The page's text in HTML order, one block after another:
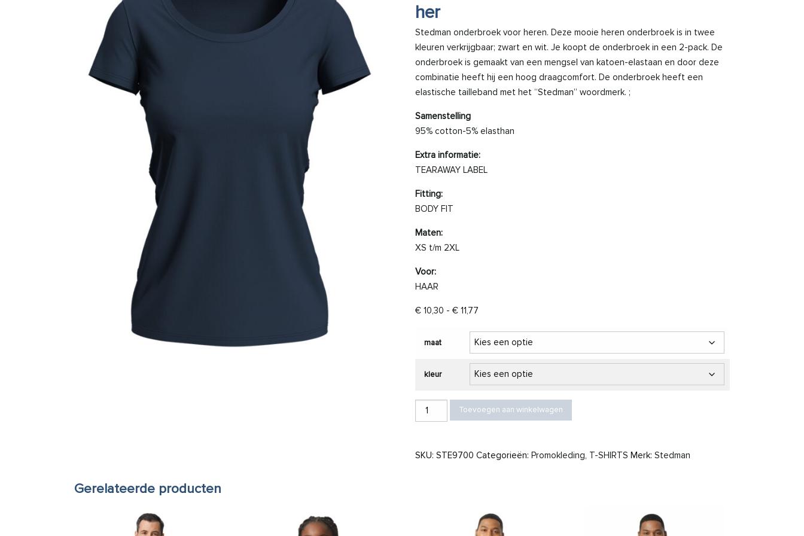
her
Stedman onderbroek voor heren. Deze mooie heren onderbroek is in twee
kleuren verkrijgbaar; zwart en wit. Je koopt de onderbroek in een 2-pack. De
onderbroek is gemaakt van een mengsel van katoen-elastaan en door deze
combinatie heeft hij een hoog draagcomfort. De onderbroek heeft een
elastische tailleband met het “Stedman” woordmerk. ;
Samenstelling
95% cotton-5% elasthan
Extra informatie:
TEARAWAY LABEL
Fitting:
BODY FIT
Maten:
XS t/m 2XL
Voor:
HAAR
€10,30 - €11,77Prijsklasse: € 10,30 tot € 11,77
maat
kleur
Stedman T-shirt Crewneck Claire SS for her aantal
Toevoegen aan winkelwagen
SKU: STE9700 Categorieën: Promokleding T-SHIRTS Merk: Stedman
Gerelateerde producten